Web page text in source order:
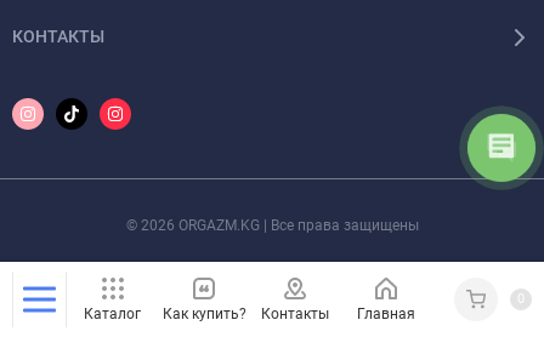
КОНТАКТЫ
© 2026 ORGAZM.KG | Все права защищены
Каталог Как купить? Контакты Главная Кабинет
0